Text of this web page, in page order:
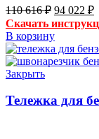
110 616₽
цена
110
616 ₽.
94 022 ₽
Скачать
В корзину
Закрыть
Тележка для